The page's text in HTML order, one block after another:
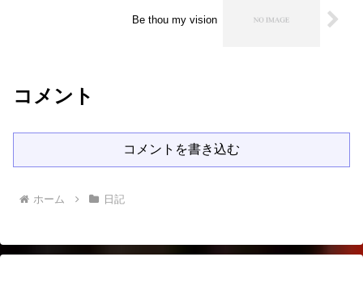
Be thou my vision
コメント
コメントを書き込む
ホーム 日記